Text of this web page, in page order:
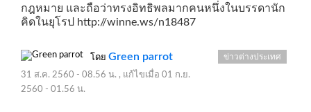
กฎหมาย และถือว่าทรงอิทธิพลมากคนหนึ่งในบรรดานัก
คิดในยุโรป http://winne.ws/n18487
โดย Green parrot
31 ส.ค. 2560 - 08.56 น. , แก้ไขเมื่อ 01 ก.ย.
2560 - 01.56 น.
ข่าวต่างประเทศ